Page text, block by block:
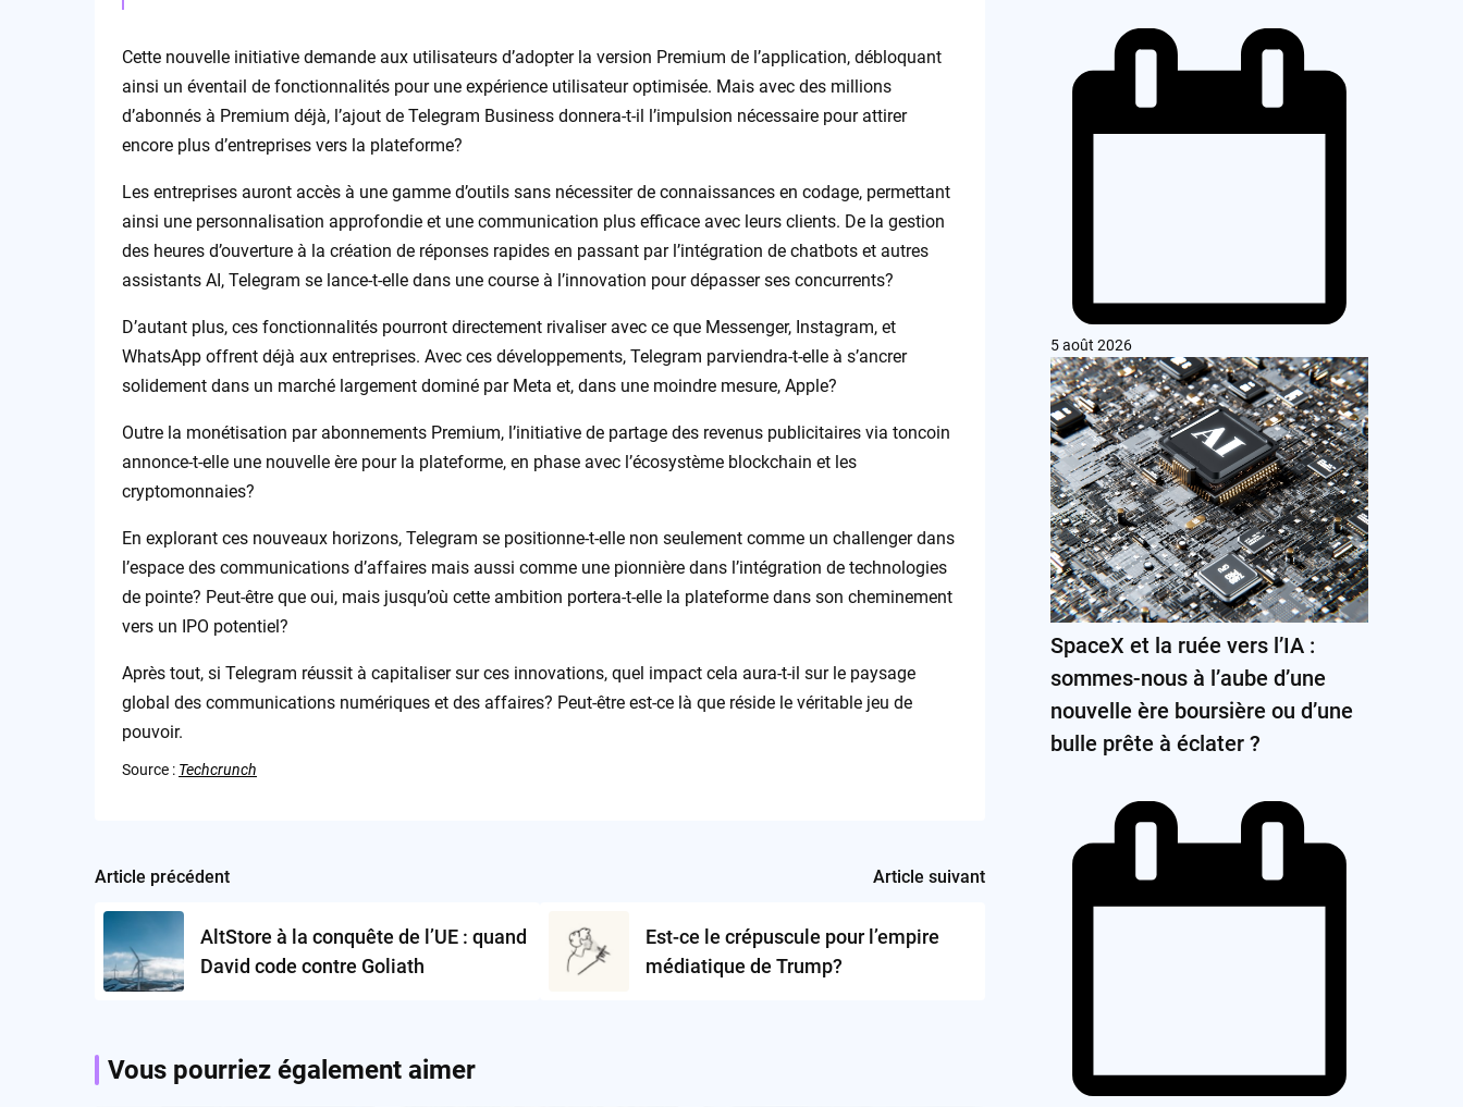
Cette nouvelle initiative demande aux utilisateurs d’adopter la version Premium de l’application, débloquant
ainsi un éventail de fonctionnalités pour une expérience utilisateur optimisée. Mais avec des millions
d’abonnés à Premium déjà, l’ajout de Telegram Business donnera-t-il l’impulsion nécessaire pour attirer
encore plus d’entreprises vers la plateforme?
Les entreprises auront accès à une gamme d’outils sans nécessiter de connaissances en codage, permettant
ainsi une personnalisation approfondie et une communication plus efficace avec leurs clients. De la gestion
des heures d’ouverture à la création de réponses rapides en passant par l’intégration de chatbots et autres
assistants AI, Telegram se lance-t-elle dans une course à l’innovation pour dépasser ses concurrents?
D’autant plus, ces fonctionnalités pourront directement rivaliser avec ce que Messenger, Instagram, et
WhatsApp offrent déjà aux entreprises. Avec ces développements, Telegram parviendra-t-elle à s’ancrer
solidement dans un marché largement dominé par Meta et, dans une moindre mesure, Apple?
Outre la monétisation par abonnements Premium, l’initiative de partage des revenus publicitaires via toncoin
annonce-t-elle une nouvelle ère pour la plateforme, en phase avec l’écosystème blockchain et les
cryptomonnaies?
En explorant ces nouveaux horizons, Telegram se positionne-t-elle non seulement comme un challenger dans
l’espace des communications d’affaires mais aussi comme une pionnière dans l’intégration de technologies
de pointe? Peut-être que oui, mais jusqu’où cette ambition portera-t-elle la plateforme dans son cheminement
vers un IPO potentiel?
Après tout, si Telegram réussit à capitaliser sur ces innovations, quel impact cela aura-t-il sur le paysage
global des communications numériques et des affaires? Peut-être est-ce là que réside le véritable jeu de
pouvoir.
Source : Techcrunch
Post
navigation
Article précédent
AltStore à la conquête de l’UE : quand
David code contre Goliath
Article suivant
Est-ce le crépuscule pour l’empire
médiatique de Trump?
Vous pourriez également aimer
5 août 2026
SpaceX et la ruée vers l’IA :
sommes-nous à l’aube d’une
nouvelle ère boursière ou d’une
bulle prête à éclater ?